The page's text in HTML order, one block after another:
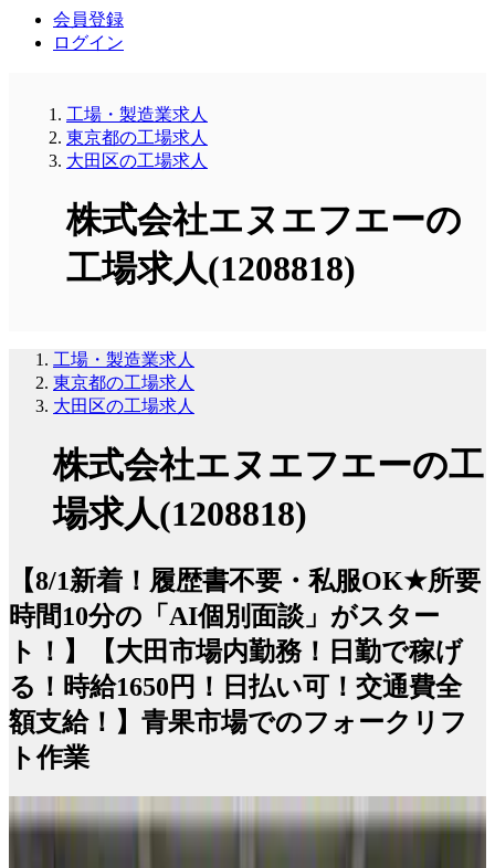
会員登録
ログイン
工場・製造業求人
東京都の工場求人
大田区の工場求人
株式会社エヌエフエーの
工場求人(1208818)
工場・製造業求人
東京都の工場求人
大田区の工場求人
株式会社エヌエフエーの工
場求人(1208818)
【8/1新着！履歴書不要・私服OK★所要
時間10分の「AI個別面談」がスター
ト！】【大田市場内勤務！日勤で稼げ
る！時給1650円！日払い可！交通費全
額支給！】青果市場でのフォークリフ
ト作業